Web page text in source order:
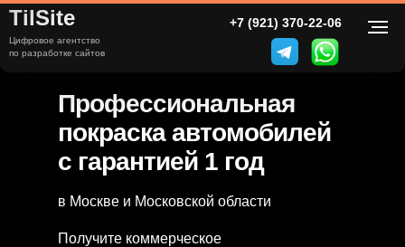
TilSite
Цифровое агентство
по разработке сайтов
+7 (921) 370-22-06
Профессиональная
покраска автомобилей
с гарантией 1 год
в Москве и Московской области
Получите коммерческое
+7 (499) 000-00-00
Покраска автомобилей
в Москве и МО